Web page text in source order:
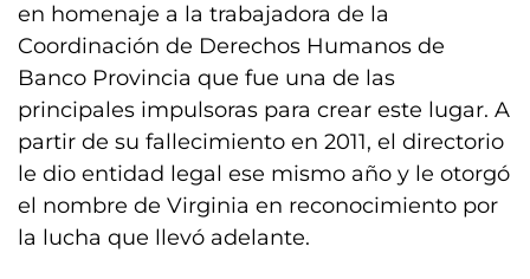
en homenaje a la trabajadora de la
Coordinación de Derechos Humanos de
Banco Provincia que fue una de las
principales impulsoras para crear este lugar. A
partir de su fallecimiento en 2011, el directorio
le dio entidad legal ese mismo año y le otorgó
el nombre de Virginia en reconocimiento por
la lucha que llevó adelante.